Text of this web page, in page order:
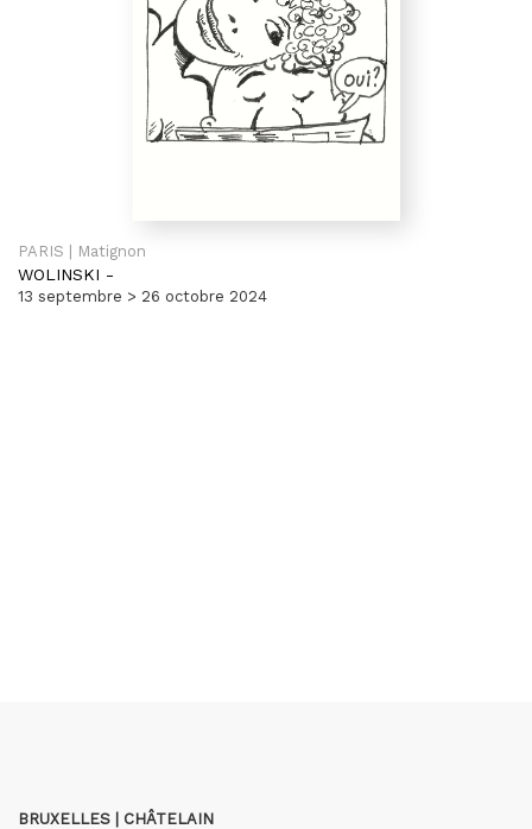
PARIS | Matignon
WOLINSKI -
13 septembre > 26 octobre 2024
BRUXELLES | CHÂTELAIN